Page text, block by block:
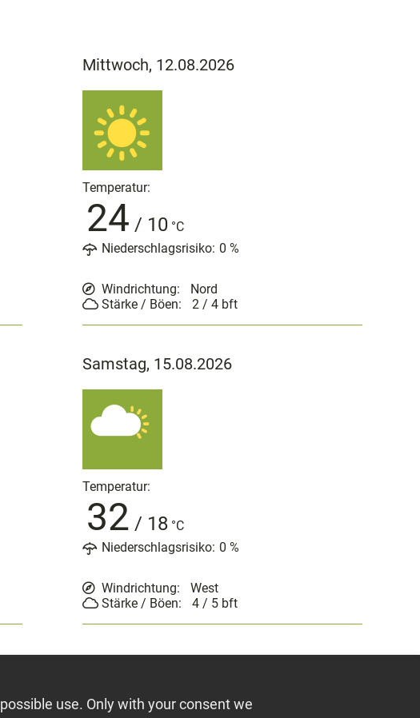
Mittwoch, 12.08.2026
Temperatur:
24 / 10 °C
Niederschlagsrisiko: 0 %
Stärke / Böen: 2 / 4 bft
Windrichtung: Nord
Samstag, 15.08.2026
Temperatur:
32 / 18 °C
Niederschlagsrisiko: 0 %
Stärke / Böen: 4 / 5 bft
Windrichtung: West
use. Only with your consent we